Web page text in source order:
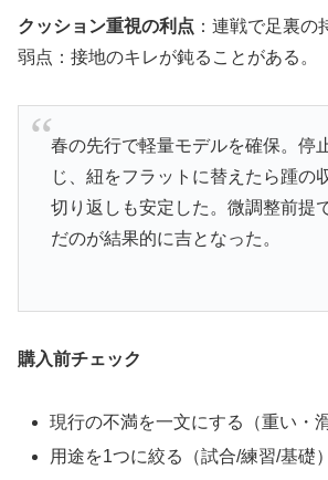
クッション重視の利点 ：連戦で足裏の
弱点：接地のキレが鈍ることがある。
春の先行で軽量モデルを確保。停
じ、紐をフラットに替えたら踵の
切り返しも安定した。微調整前提
だのが結果的に吉となった。
購入前チェック
現行の不満を一文にする（重い・
用途を1つに絞る（試合/練習/基礎）